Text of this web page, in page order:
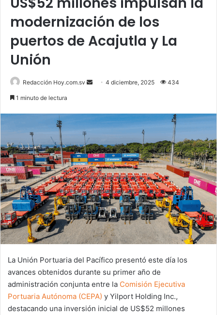
modernización de los
puertos de Acajutla y La
Unión
Redacción Hoy.com.sv
Send4 diciembre, 2025 434
1 minuto de lectura
La Unión Portuaria del Pacífico presentó este día los
avances obtenidos durante su primer año de
administración conjunta entre la Comisión Ejecutiva
Portuaria Autónoma (CEPA) y Yilport Holding Inc.,
destacando una inversión inicial de US$52 millones